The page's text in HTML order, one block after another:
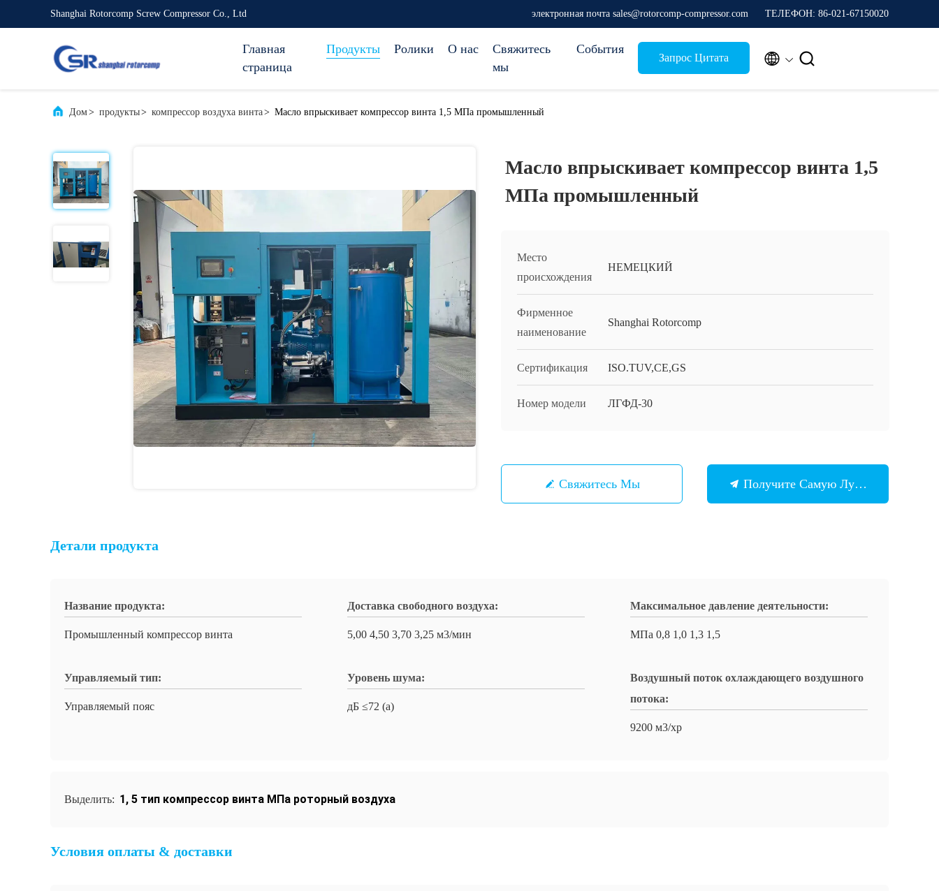
Shanghai Rotorcomp Screw Compressor Co., Ltd электронная почта sales@rotorcomp-compressor.com ТЕЛЕФОН: 86-021-67150020
Главная
страница
Продукты Ролики О нас
Свяжитесь
мы
События
Запрос Цитата  
Дом> продукты> компрессор воздуха винта> Масло впрыскивает компрессор винта 1,5 МПа промышленный
Масло впрыскивает компрессор винта 1,5
МПа промышленный
Место
происхождения
НЕМЕЦКИЙ
Фирменное
наименование
Shanghai Rotorcomp
Сертификация ISO.TUV,CE,GS
Номер модели ЛГФД-30
Свяжитесь Мы Получите Самую Лучшую Цену
Детали продукта
Название продукта:
Промышленный компрессор винта
Доставка свободного воздуха:
5,00 4,50 3,70 3,25 м3/мин
Максимальное давление деятельности:
МПа 0,8 1,0 1,3 1,5
Управляемый тип:
Управляемый пояс
Уровень шума:
дБ ≤72 (а)
Воздушный поток охлаждающего воздушного
потока:
9200 м3/хр
Выделить: 1, 5 тип компрессор винта МПа роторный воздуха
Условия оплаты & доставки